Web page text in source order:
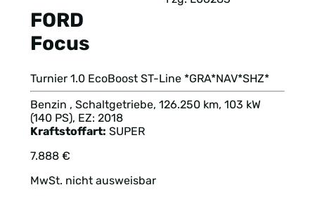
FORD
Focus
Turnier 1.0 EcoBoost ST-Line *GRA*NAV*SHZ*
Benzin , Schaltgetriebe, 126.250 km, 103 kW
(140 PS), EZ: 2018
Kraftstoffart: SUPER
7.888 €
MwSt. nicht ausweisbar